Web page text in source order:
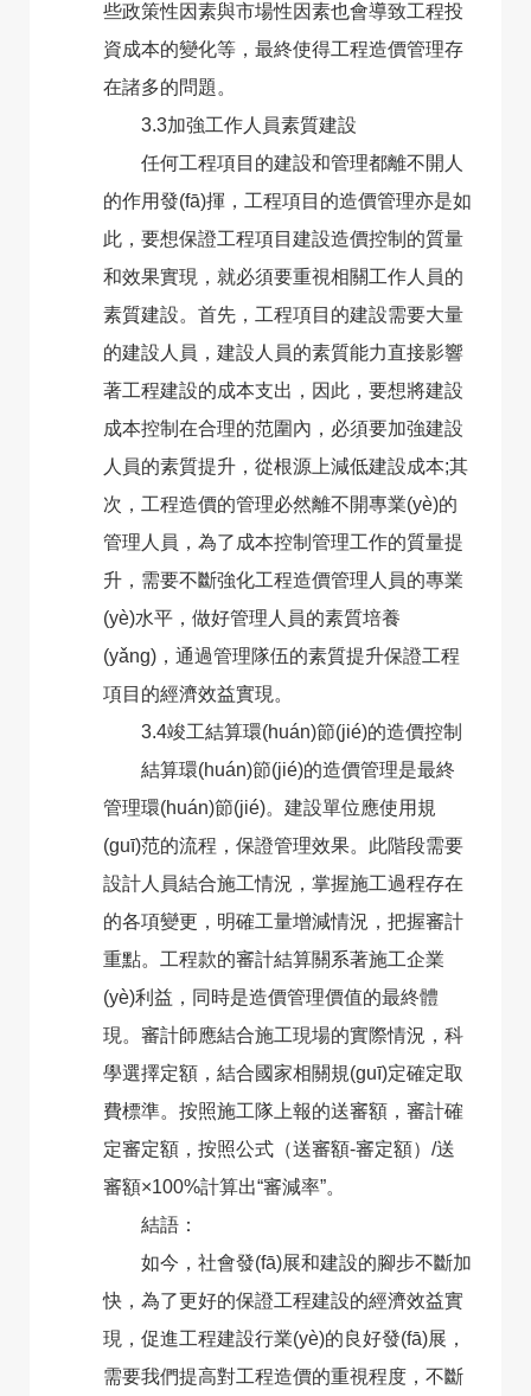
些政策性因素與市場性因素也會導致工程投
資成本的變化等，最終使得工程造價管理存
在諸多的問題。
3.3加強工作人員素質建設
任何工程項目的建設和管理都離不開人
的作用發(fā)揮，工程項目的造價管理亦是如
此，要想保證工程項目建設造價控制的質量
和效果實現，就必須要重視相關工作人員的
素質建設。首先，工程項目的建設需要大量
的建設人員，建設人員的素質能力直接影響
著工程建設的成本支出，因此，要想將建設
成本控制在合理的范圍內，必須要加強建設
人員的素質提升，從根源上減低建設成本;其
次，工程造價的管理必然離不開專業(yè)的
管理人員，為了成本控制管理工作的質量提
升，需要不斷強化工程造價管理人員的專業
(yè)水平，做好管理人員的素質培養
(yǎng)，通過管理隊伍的素質提升保證工程
項目的經濟效益實現。
3.4竣工結算環(huán)節(jié)的造價控制
結算環(huán)節(jié)的造價管理是最終
管理環(huán)節(jié)。建設單位應使用規
(guī)范的流程，保證管理效果。此階段需要
設計人員結合施工情況，掌握施工過程存在
的各項變更，明確工量增減情況，把握審計
重點。工程款的審計結算關系著施工企業
(yè)利益，同時是造價管理價值的最終體
現。審計師應結合施工現場的實際情況，科
學選擇定額，結合國家相關規(guī)定確定取
費標準。按照施工隊上報的送審額，審計確
定審定額，按照公式（送審額-審定額）/送
審額×100%計算出“審減率”。
結語：
如今，社會發(fā)展和建設的腳步不斷加
快，為了更好的保證工程建設的經濟效益實
現，促進工程建設行業(yè)的良好發(fā)展，
需要我們提高對工程造價的重視程度，不斷